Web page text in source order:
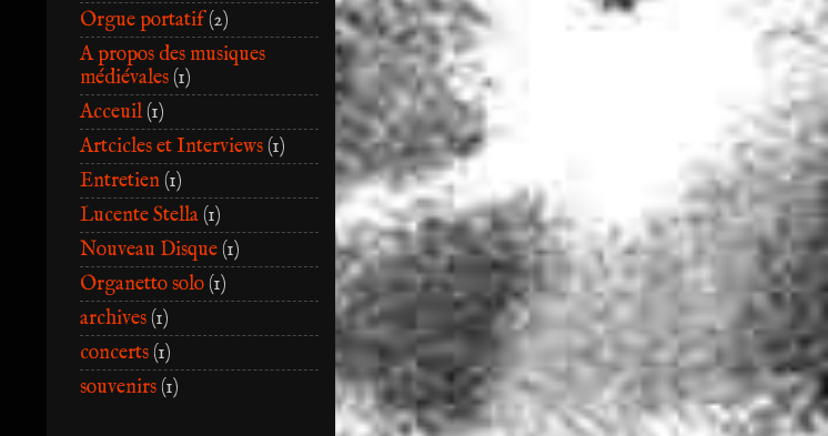
Orgue portatif(2)
A propos des musiques
médiévales(1)
Acceuil(1)
Artcicles et Interviews(1)
Entretien(1)
Lucente Stella(1)
Nouveau Disque(1)
Organetto solo(1)
archives(1)
concerts(1)
souvenirs(1)